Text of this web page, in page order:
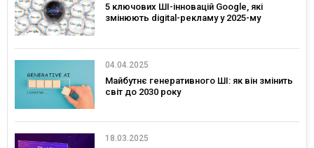
5 ключових ШІ-інновацій Google, які
змінюють digital-рекламу у 2025-му
04.04.2025
Майбутнє генеративного ШІ: як він змінить
світ до 2030 року
18.03.2025